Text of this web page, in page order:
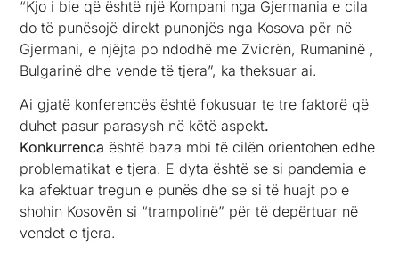
“Kjo i bie që është një Kompani nga Gjermania e cila
do të punësojë direkt punonjës nga Kosova për në
Gjermani, e njëjta po ndodhë me Zvicrën, Rumaninë ,
Bulgarinë dhe vende të tjera”, ka theksuar ai.
Ai gjatë konferencës është fokusuar te tre faktorë që
duhet pasur parasysh në këtë aspekt.
Konkurrenca është baza mbi të cilën orientohen edhe
problematikat e tjera. E dyta është se si pandemia e
ka afektuar tregun e punës dhe se si të huajt po e
shohin Kosovën si “trampolinë” për të depërtuar në
vendet e tjera.